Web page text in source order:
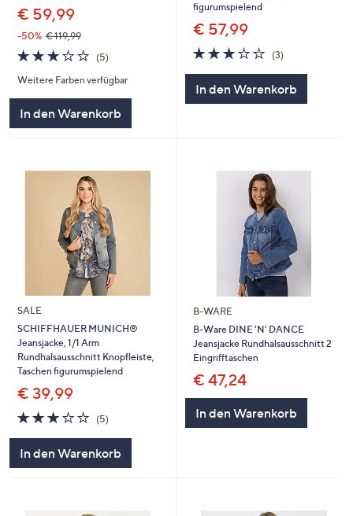
€ 59,99
-50% € 119,99
3.2
von
5
(5)
Weitere Farben verfügbar
In den Warenkorb
figurumspielend
€ 57,99
3.0
von
(3)3
In den Warenkorb
SALE
SCHIFFHAUER MUNICH®
Jeansjacke, 1/1 Arm
Rundhalsausschnitt Knopfleiste,
Taschen figurumspielend
€ 39,99
2.8
von
5
(5)
In den Warenkorb
B-WARE
B-Ware DINE 'N' DANCE
Jeansjacke Rundhalsausschnitt 2
Eingrifftaschen
€ 47,24
In den Warenkorb